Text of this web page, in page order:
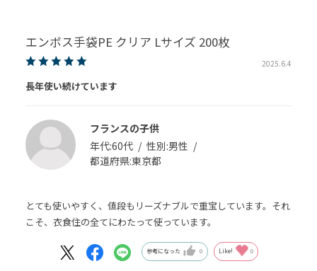
エンボス手袋PE クリア Lサイズ 200枚
2025.6.4
長年使い続けています
フランスの子供
年代:60代 性別:男性
都道府県:東京都
とても使いやすく、値段もリーズナブルで重宝しています。それ
こそ、衣食住の全てにわたって使っています。
参考になった 0 Like! 0